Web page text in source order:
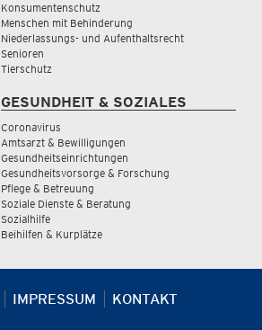
Konsumentenschutz
Menschen mit Behinderung
Niederlassungs- und Aufenthaltsrecht
Senioren
Tierschutz
GESUNDHEIT & SOZIALES
Coronavirus
Amtsarzt & Bewilligungen
Gesundheitseinrichtungen
Gesundheitsvorsorge & Forschung
Pflege & Betreuung
Soziale Dienste & Beratung
Sozialhilfe
Beihilfen & Kurplätze
IMPRESSUM KONTAKT